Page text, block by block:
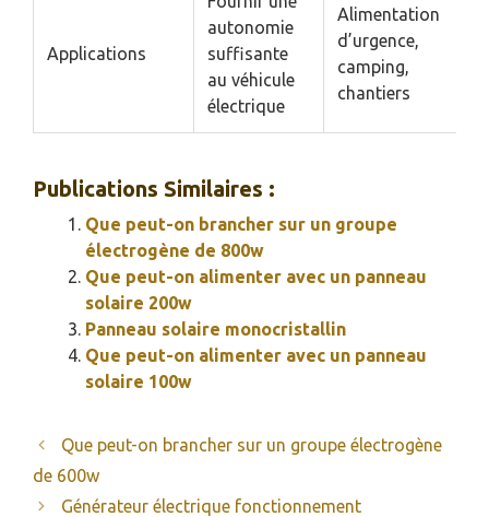
Applications
autonomie
suffisante
au véhicule
électrique
Alimentation
d’urgence,
camping,
chantiers
Publications Similaires :
Que peut-on brancher sur un groupe
électrogène de 800w
Que peut-on alimenter avec un panneau
solaire 200w
Panneau solaire monocristallin
Que peut-on alimenter avec un panneau
solaire 100w
Que peut-on brancher sur un groupe électrogène
de 600w
Générateur électrique fonctionnement